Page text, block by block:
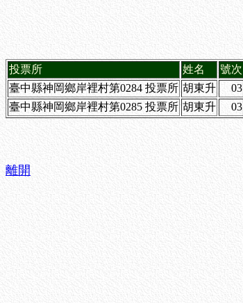
投票所 姓名 號次
臺中縣神岡鄉岸裡村第0284 投票所 胡東升 03
臺中縣神岡鄉岸裡村第0285 投票所 胡東升 03
離開